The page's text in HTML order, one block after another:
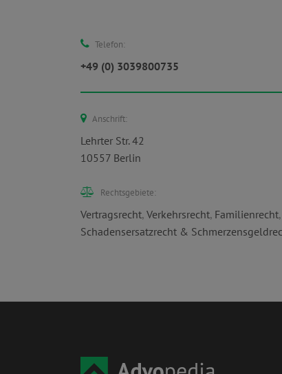
Telefon:
+49 (0) 3039800735
Anschrift:
Lehrter Str. 42
10557 Berlin
Rechtsgebiete:
Vertragsrecht, Verkehrsrecht, Familienrecht,
Schadensersatzrecht &